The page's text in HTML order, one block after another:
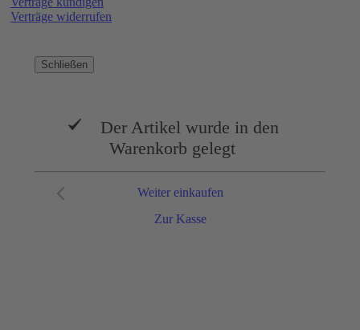
Verträge widerrufen
Schließen
Der Artikel wurde in den
Warenkorb gelegt
Zur Kasse
Weiter einkaufen